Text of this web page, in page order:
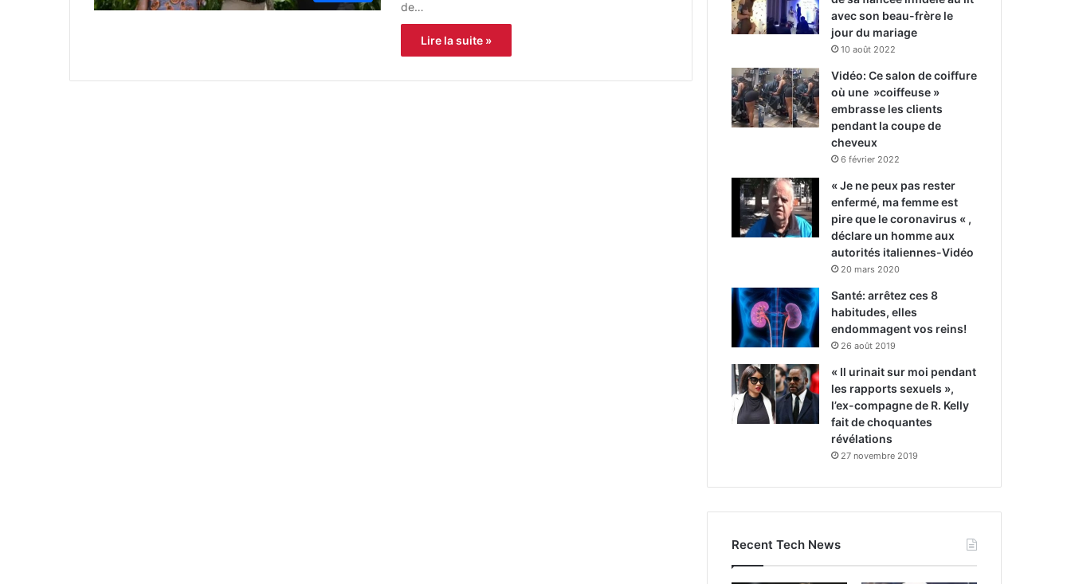
de…
Lire la suite »
avec son beau-frère le
jour du mariage
10 août 2022
Vidéo: Ce salon de coiffure
où une »coiffeuse »
embrasse les clients
pendant la coupe de
cheveux
6 février 2022
« Je ne peux pas rester
enfermé, ma femme est
pire que le coronavirus « ,
déclare un homme aux
autorités italiennes-Vidéo
20 mars 2020
Santé: arrêtez ces 8
habitudes, elles
endommagent vos reins!
26 août 2019
« Il urinait sur moi pendant
les rapports sexuels »,
l’ex-compagne de R. Kelly
fait de choquantes
révélations
27 novembre 2019
Recent Tech News